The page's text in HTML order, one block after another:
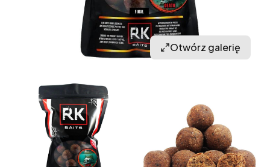
Otwórz galerię